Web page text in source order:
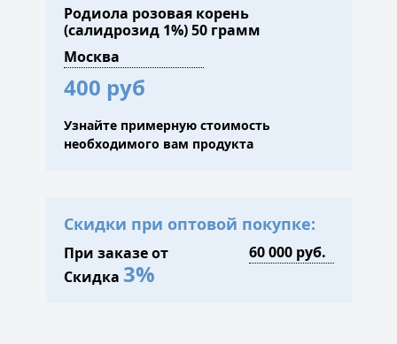
Родиола розовая корень
(салидрозид 1%) 50 грамм
400 руб
Узнайте примерную стоимость
необходимого вам продукта
Скидки при оптовой покупке:
При заказе от
Скидка 3%